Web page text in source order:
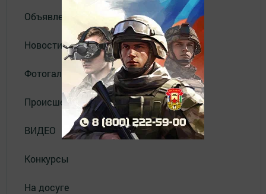
Объявления
Новости
Фотогалерея
Происшествия
ВИДЕО
Конкурсы
На досуге